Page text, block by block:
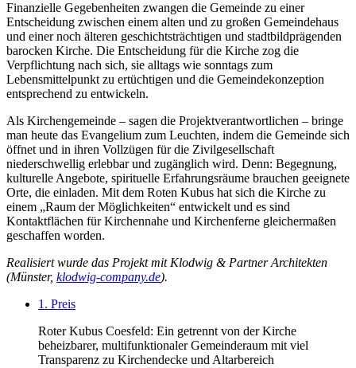
Finanzielle Gegebenheiten zwangen die Gemeinde zu einer
Entscheidung zwischen einem alten und zu großen Gemeindehaus
und einer noch älteren geschichtsträchtigen und stadtbildprägenden
barocken Kirche. Die Entscheidung für die Kirche zog die
Verpflichtung nach sich, sie alltags wie sonntags zum
Lebensmittelpunkt zu ertüchtigen und die Gemeindekonzeption
entsprechend zu entwickeln.
Als Kirchengemeinde – sagen die Projektverantwortlichen – bringe
man heute das Evangelium zum Leuchten, indem die Gemeinde sich
öffnet und in ihren Vollzügen für die Zivilgesellschaft
niederschwellig erlebbar und zugänglich wird. Denn: Begegnung,
kulturelle Angebote, spirituelle Erfahrungsräume brauchen geeignete
Orte, die einladen. Mit dem Roten Kubus hat sich die Kirche zu
einem „Raum der Möglichkeiten“ entwickelt und es sind
Kontaktflächen für Kirchennahe und Kirchenferne gleichermaßen
geschaffen worden.
Realisiert wurde das Projekt mit Klodwig & Partner Architekten
(Münster, klodwig-company.de).
1. Preis
Roter Kubus Coesfeld: Ein getrennt von der Kirche
beheizbarer, multifunktionaler Gemeinderaum mit viel
Transparenz zu Kirchendecke und Altarbereich